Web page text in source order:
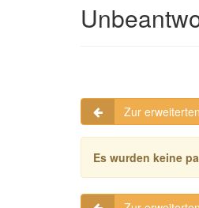
Zur
Es wurden keine